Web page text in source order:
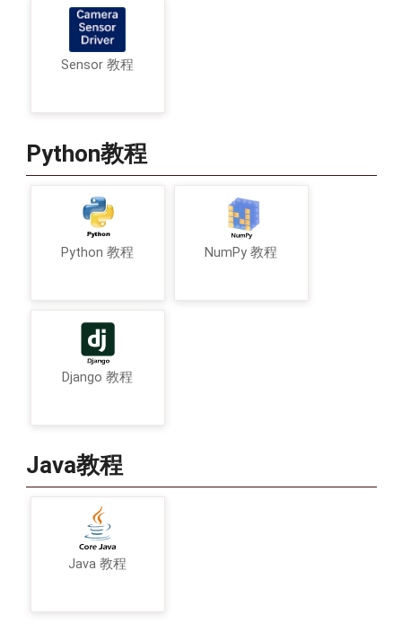
Sensor 教程
Python教程
Python 教程 NumPy 教程
Django 教程
Java教程
Java 教程